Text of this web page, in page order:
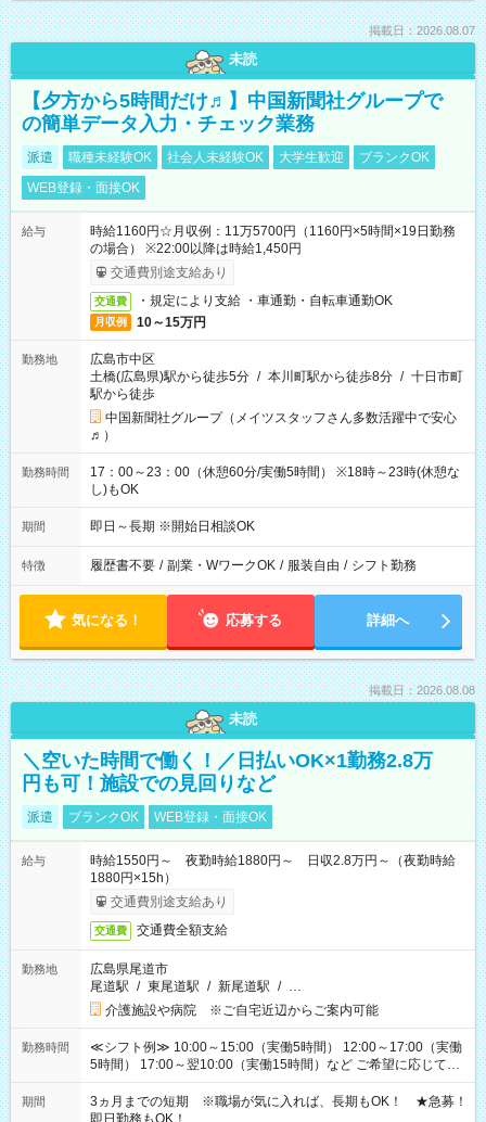
掲載日：2026.08.07
未読
【夕方から5時間だけ♬】中国新聞社グループで
の簡単データ入力・チェック業務
派遣 職種未経験OK 社会人未経験OK 大学生歓迎
ブランクOK
WEB登録・面接OK
給与
時給1160円☆月収例：11万5700円（1160円×5時間×19日勤務
の場合） ※22:00以降は時給1,450円
交通費別途支給あり
交通費 ・規定により支給 ・車通勤・自転車通勤OK
月収例 10～15万円
勤務地
広島市中区
土橋(広島県)駅から徒歩5分 / 本川町駅から徒歩8分 / 十日市町
駅から徒歩
中国新聞社グループ（メイツスタッフさん多数活躍中で安心
♬）
勤務時間
17：00～23：00（休憩60分/実働5時間） ※18時～23時(休憩な
し)もOK
期間 即日～長期 ※開始日相談OK
特徴 履歴書不要 / 副業・WワークOK / 服装自由 / シフト勤務
気になる！ 応募する 詳細へ
掲載日：2026.08.08
未読
＼空いた時間で働く！／日払いOK×1勤務2.8万
円も可！施設での見回りなど
派遣 ブランクOK WEB登録・面接OK
給与
時給1550円～ 夜勤時給1880円～ 日収2.8万円～（夜勤時給
1880円×15h）
交通費別途支給あり
交通費 交通費全額支給
勤務地
広島県尾道市
尾道駅 / 東尾道駅 / 新尾道駅 / …
介護施設や病院 ※ご自宅近辺からご案内可能
勤務時間
≪シフト例≫ 10:00～15:00（実働5時間） 12:00～17:00（実働
5時間） 17:00～翌10:00（実働15時間）など ご希望に応じて、
働く時間は調整できます！ お気軽に担当へ相談ください！
期間
3ヵ月までの短期 ※職場が気に入れば、長期もOK！ ★急募！
即日勤務もOK！